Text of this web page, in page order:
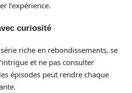
l’expérience.
curiosité
riche en rebondissements, se
et ne pas consulter
épisodes peut rendre chaque